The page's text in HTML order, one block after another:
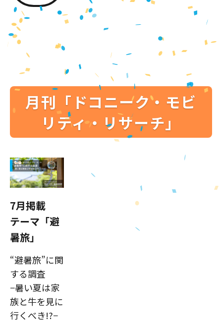
月刊「ドコニーク・モビ
リティ・リサーチ」
7月掲載
テーマ「避
暑旅」
“避暑旅”に関
する調査
−暑い夏は家
族と牛を見に
行くべき!?−